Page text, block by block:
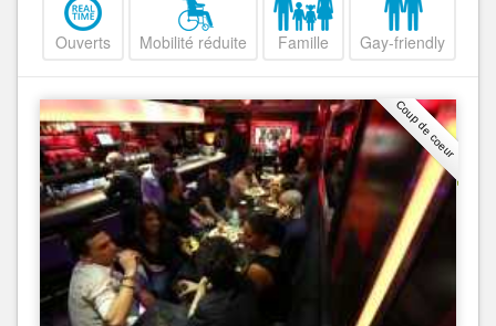
Ouverts Mobilité réduite Famille Gay-friendly
Coup de coeur